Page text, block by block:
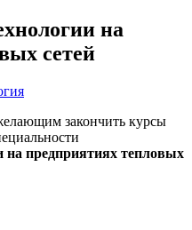
на
сетей
закончить курсы
на предприятиях тепловых